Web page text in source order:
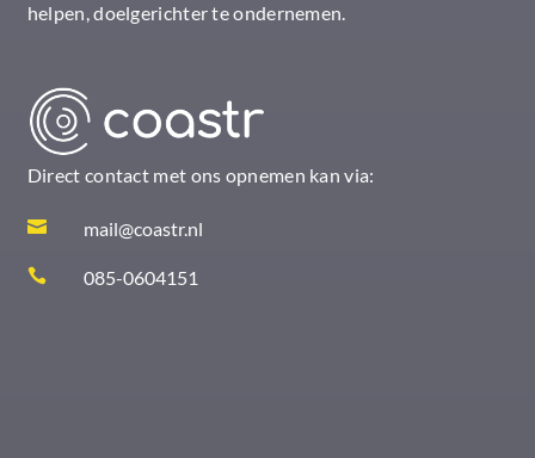
helpen, doelgerichter te ondernemen.
Direct contact met ons opnemen kan via:
 mail@coastr.nl
 085-0604151